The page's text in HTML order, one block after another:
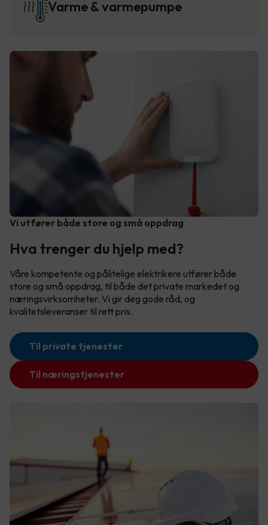
Varme & varmepumpe
Vi utfører både store og små oppdrag
Hva trenger du hjelp med?
Våre kompetente og pålitelige elektrikere utfører både
store og små oppdrag, til både det private markedet og
næringsvirksomheter. Vi gir deg gode råd, og
kvalitetsleveranser til rett pris.
Til private tjenester
Til næringstjenester